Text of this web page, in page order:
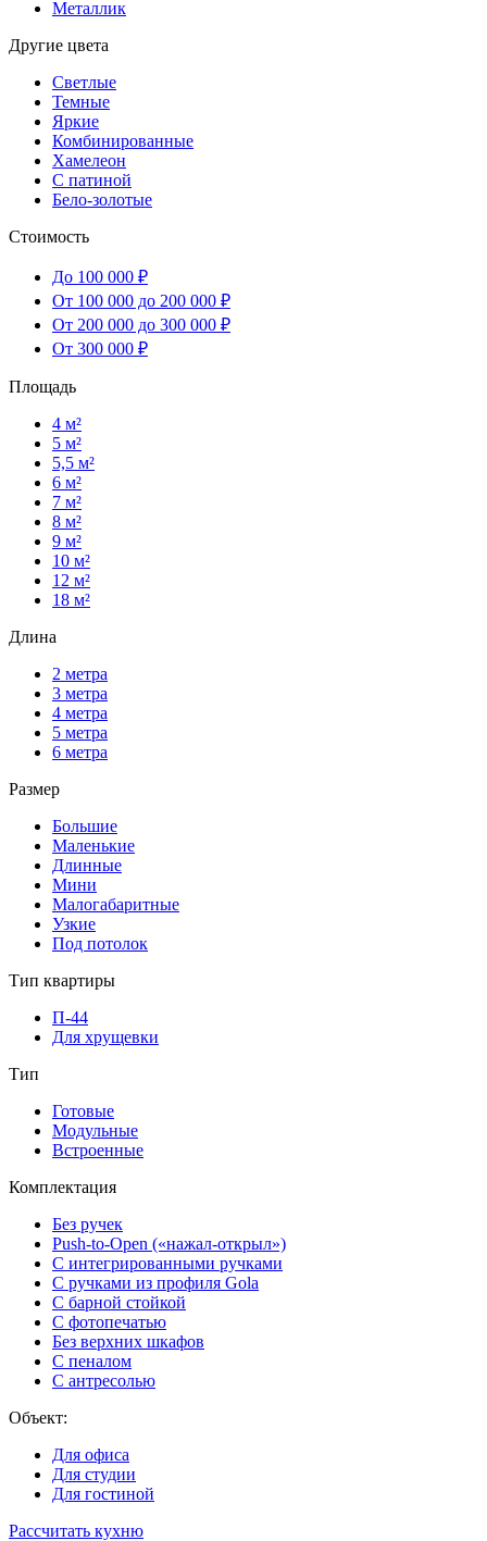
Металлик
Другие цвета
Светлые
Темные
Яркие
Комбинированные
Хамелеон
С патиной
Бело-золотые
Стоимость
До 100 000 ₽
От 100 000 до 200 000 ₽
От 200 000 до 300 000 ₽
От 300 000 ₽
Площадь
4 м²
5 м²
5,5 м²
6 м²
7 м²
8 м²
9 м²
10 м²
12 м²
18 м²
Длина
2 метра
3 метра
4 метра
5 метра
6 метра
Размер
Большие
Маленькие
Длинные
Мини
Малогабаритные
Узкие
Под потолок
Тип квартиры
П-44
Для хрущевки
Тип
Готовые
Модульные
Встроенные
Комплектация
Без ручек
Push-to-Open («нажал-открыл»)
С интегрированными ручками
С ручками из профиля Gola
С барной стойкой
С фотопечатью
Без верхних шкафов
С пеналом
С антресолью
Объект:
Для офиса
Для студии
Для гостиной
Рассчитать кухню